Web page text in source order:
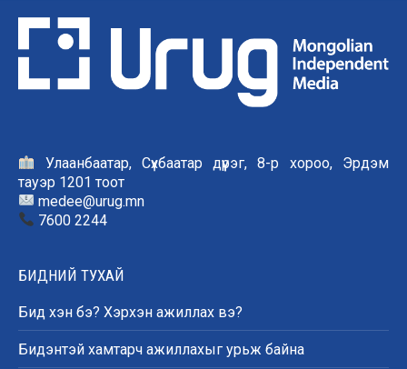
Улаанбаатар, Сүхбаатар дүүрэг, 8-р хороо, Эрдэм
тауэр 1201 тоот
medee@urug.mn
7600 2244
БИДНИЙ ТУХАЙ
Бид хэн бэ? Хэрхэн ажиллах вэ?
Бидэнтэй хамтарч ажиллахыг урьж байна